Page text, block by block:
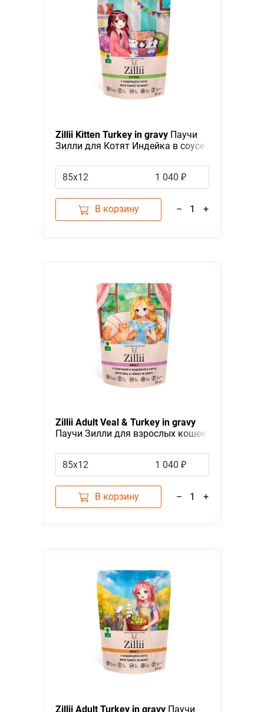
Zillii Kitten Turkey in gravyПаучи
Зилли для Котят Индейка в соусе
85х12
1 040 ₽
В корзину – 1 +
Zillii Adult Veal & Turkey in gravy
Паучи Зилли для взрослых кошек
за упаковку)
85х12 1 040 ₽
В корзину – 1 +
Zillii Adult Turkey in gravyПаучи